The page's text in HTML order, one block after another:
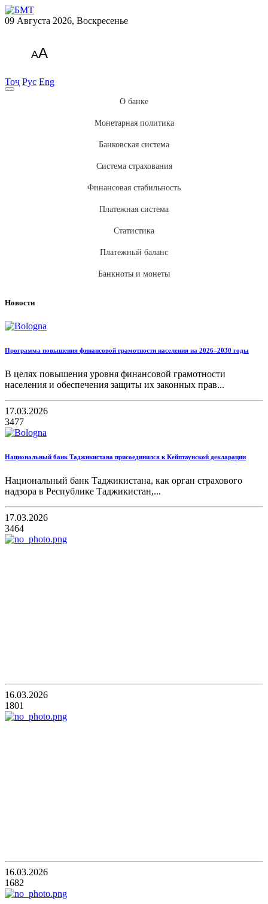
09 Августа 2026, Воскресенье
AA
Тоҷ Рус Eng
О банке
Монетарная политика
Банковская система
Система страхования
Финансовая стабильность
Платежная система
Статистика
Платежный баланс
Банкноты и монеты
Новости
Программа повышения финансовой грамотности населения на 2026–2030 годы
В целях повышения уровня финансовой грамотности
населения и обеспечения защиты их законных прав...
17.03.2026
3477
Национальный банк Таджикистана присоединился к Кейптаунской декларации
Национальный банк Таджикистана, как орган страхового
надзора в Республике Таджикистан,...
17.03.2026
3464
16.03.2026
1801
16.03.2026
1682